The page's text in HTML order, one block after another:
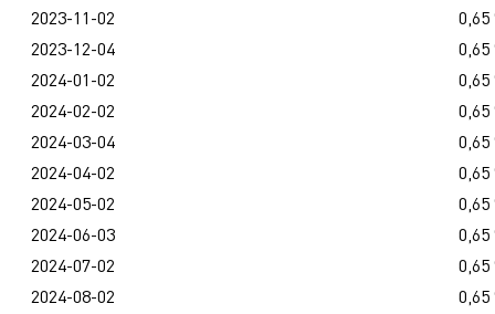
2023-11-02
0,65
2023-12-04
0,65
2024-01-02
0,65
2024-02-02
0,65
2024-03-04
0,65
2024-04-02
0,65
2024-05-02
0,65
2024-06-03
0,65
2024-07-02
0,65
2024-08-02
0,65